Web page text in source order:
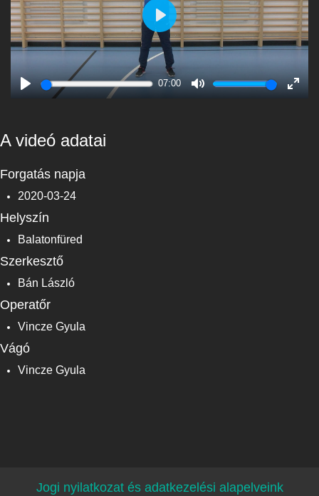
07:00
Play
A videó adatai
Forgatás napja
2020-03-24
Helyszín
Balatonfüred
Szerkesztő
Bán László
Operatőr
Vincze Gyula
Vágó
Vincze Gyula
Jogi nyilatkozat és adatkezelési alapelveink